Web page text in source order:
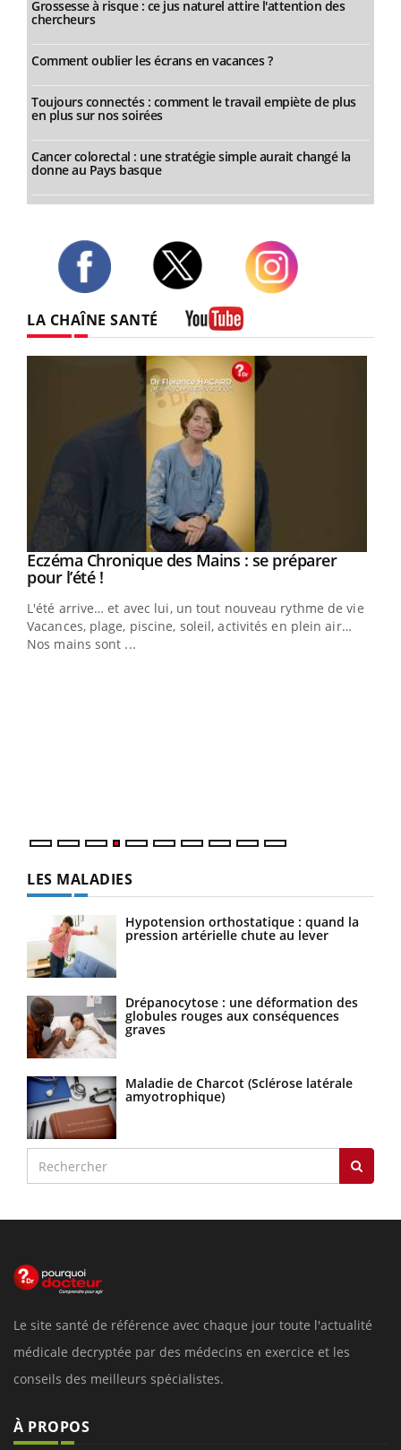
Grossesse à risque : ce jus naturel attire l'attention des
chercheurs
Comment oublier les écrans en vacances ?
Toujours connectés : comment le travail empiète de plus
en plus sur nos soirées
Cancer colorectal : une stratégie simple aurait changé la
donne au Pays basque
LA CHAÎNE SANTÉ
Youtube
Eczéma Chronique des Mains : se préparer
pour l’été !Youtube
L'été arrive… et avec lui, un tout nouveau rythme de vie !
Vacances, plage, piscine, soleil, activités en plein air…
Nos mains sont ...
Youtube
Diabète & Ramadan 2026Youtube
Le Ramadan approche, et, pour de nombreuses
personnes atteintes de diabète, c'est une période de
questions, de défis, mais ...
LES MALADIES
Hypotension orthostatique : quand la
pression artérielle chute au lever
Drépanocytose : une déformation des
globules rouges aux conséquences
graves
Maladie de Charcot (Sclérose latérale
amyotrophique)
Le site santé de référence avec chaque jour toute l'actualité
médicale decryptée par des médecins en exercice et les
conseils des meilleurs spécialistes.
À PROPOS